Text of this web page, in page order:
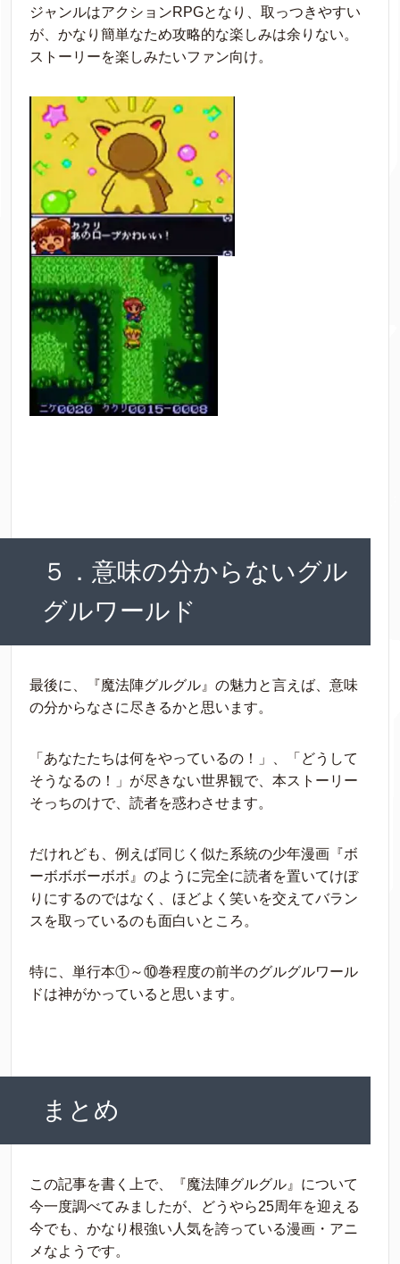
ジャンルはアクションRPGとなり、取っつきやすい
が、かなり簡単なため攻略的な楽しみは余りない。
ストーリーを楽しみたいファン向け。
５．意味の分からないグル
グルワールド
最後に、『魔法陣グルグル』の魅力と言えば、意味
の分からなさに尽きるかと思います。
「あなたたちは何をやっているの！」、「どうして
そうなるの！」が尽きない世界観で、本ストーリー
そっちのけで、読者を惑わさせます。
だけれども、例えば同じく似た系統の少年漫画『ボ
ーボボボーボボ』のように完全に読者を置いてけぼ
りにするのではなく、ほどよく笑いを交えてバラン
スを取っているのも面白いところ。
特に、単行本①～⑩巻程度の前半のグルグルワール
ドは神がかっていると思います。
まとめ
この記事を書く上で、『魔法陣グルグル』について
今一度調べてみましたが、どうやら25周年を迎える
今でも、かなり根強い人気を誇っている漫画・アニ
メなようです。